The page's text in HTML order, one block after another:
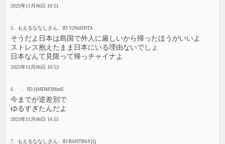
2025年11月06日 16:51
5. もえるななしさん. ID:VjNzI3NTA
そうだよ日本は島国で外人に厳しいから帰ったほうがいいよ
ストレス抱えたまま日本にいる理由ないでしょ
日本なんて見限って帰っチャイナよ
2025年11月06日 16:53
6. . ID:JjMDM3MmE
今までが逆差別で
ゆるすぎたんだよ
2025年11月06日 16:55
7. もえるななしさん. ID:RhNTBhYjQ